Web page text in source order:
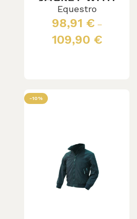
HOOD
Equestro
98,91 €–
109,90 €
-10%